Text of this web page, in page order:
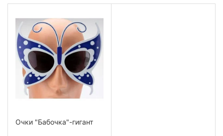
Очки "Бабочка"-гигант